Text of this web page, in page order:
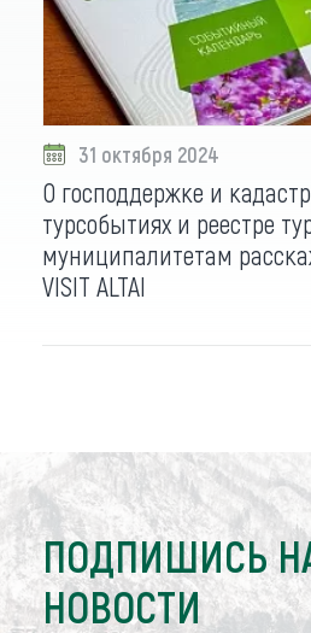
31 октября 2024
О господдержке и
турсобытиях и реестре
муниципалитетам
VISIT ALTAI
ПОДПИШИСЬ
НОВОСТИ